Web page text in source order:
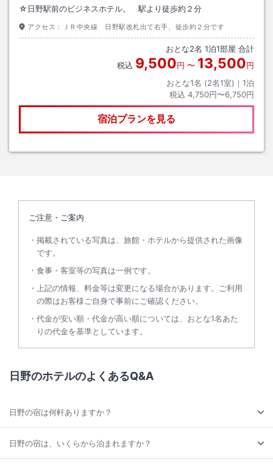
☆日野駅前のビジネスホテル。 駅より徒歩約２分
アクセス： ＪＲ中央線 日野駅改札出て右手、徒歩約２分です
おとな2名 1泊1部屋 合計
税込 9,500円 〜 13,500円
おとな1名 (2名1室)｜ 1泊
税込 4,750円〜6,750円
宿泊プランを見る
ご注意・ご案内
掲載されている写真は、旅館・ホテルから提供された画像
です。
食事・客室等の写真は一例です。
上記の情報、料金等は変更になる場合があります。ご利用
の際はお客様ご自身で事前にご確認ください。
代金が安い順・代金が高い順については、おとな1名あた
りの代金を基準としています。
日野のホテルのよくあるQ&A
日野の宿は何軒ありますか？
日野の宿は、いくらから泊まれますか？